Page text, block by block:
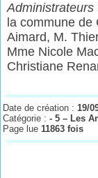
Administrateurs
la commune
Aimard, M.
Mme Nicole
Christiane
Date de création :19/
Catégorie :- 5 – Les
Page lue11863 fois